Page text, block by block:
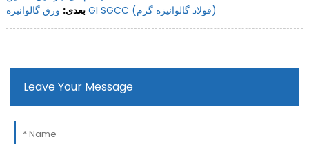
بعدی:
ورق گالوانیزه GI SGCC (فولاد گالوانیزه گرم)
Leave Your Message